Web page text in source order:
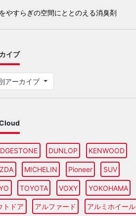
やすらぎの空間にととのえる消臭剤
イブ
アーカイブ
DUNLOP KENWOOD
MICHELIN Pioneer SUV
TOYOTA VOXY YOKOHAMA
トドア アルファード アルミホイール